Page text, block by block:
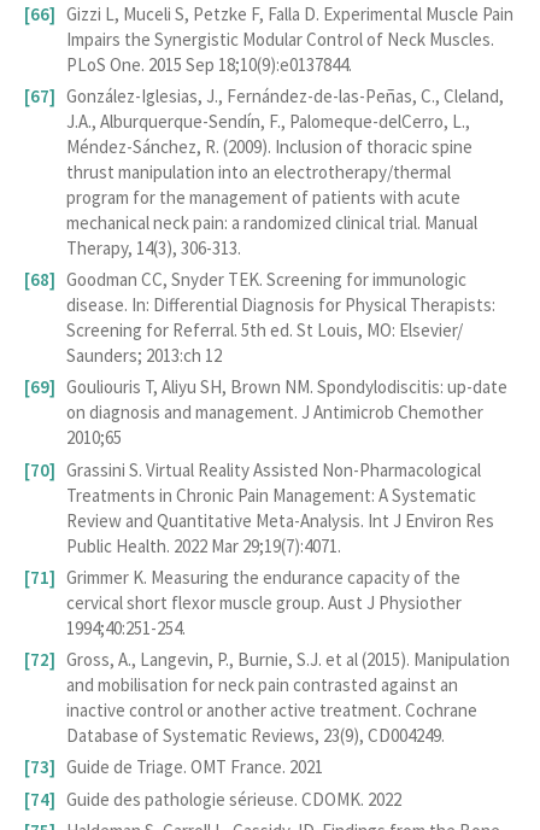
Gizzi L, Muceli S, Petzke F, Falla D. Experimental Muscle Pain
Impairs the Synergistic Modular Control of Neck Muscles.
PLoS One. 2015 Sep 18;10(9):e0137844.
González-Iglesias, J., Fernández-de-las-Peñas, C., Cleland,
J.A., Alburquerque-Sendín, F., Palomeque-delCerro, L.,
Méndez-Sánchez, R. (2009). Inclusion of thoracic spine
thrust manipulation into an electrotherapy/thermal
program for the management of patients with acute
mechanical neck pain: a randomized clinical trial. Manual
Therapy, 14(3), 306-313.
Goodman CC, Snyder TEK. Screening for immunologic
disease. In: Differential Diagnosis for Physical Therapists:
Screening for Referral. 5th ed. St Louis, MO: Elsevier/
Saunders; 2013:ch 12
Gouliouris T, Aliyu SH, Brown NM. Spondylodiscitis: up-date
on diagnosis and management. J Antimicrob Chemother
2010;65
Grassini S. Virtual Reality Assisted Non-Pharmacological
Treatments in Chronic Pain Management: A Systematic
Review and Quantitative Meta-Analysis. Int J Environ Res
Public Health. 2022 Mar 29;19(7):4071.
Grimmer K. Measuring the endurance capacity of the
cervical short flexor muscle group. Aust J Physiother
1994;40:251-254.
Gross, A., Langevin, P., Burnie, S.J. et al (2015). Manipulation
and mobilisation for neck pain contrasted against an
inactive control or another active treatment. Cochrane
Database of Systematic Reviews, 23(9), CD004249.
Guide de Triage. OMT France. 2021
Guide des pathologie sérieuse. CDOMK. 2022